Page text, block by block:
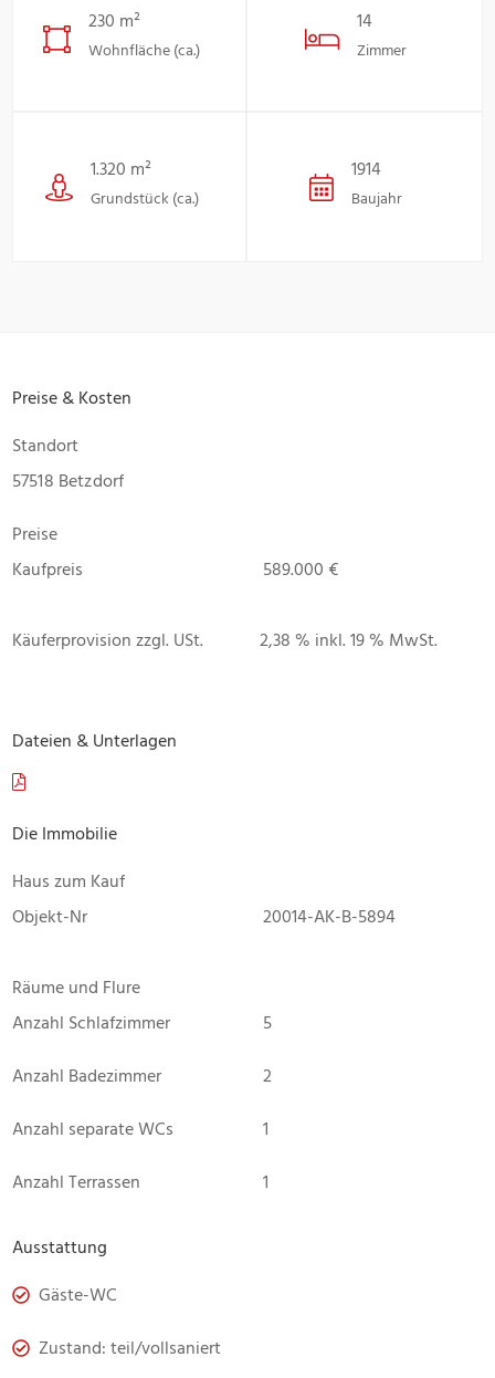
230 m²
Wohnfläche (ca.)
14
Zimmer
1.320 m²
Grundstück (ca.)
1914
Baujahr
Preise & Kosten
Standort
57518 Betzdorf
Preise
Kaufpreis
589.000 €
Käuferprovision zzgl. USt. 2,38 % inkl. 19 % MwSt.
Dateien & Unterlagen
Die Immobilie
Haus zum Kauf
Objekt-Nr
20014-AK-B-5894
Räume und Flure
Anzahl Schlafzimmer
5
Anzahl Badezimmer
2
Anzahl separate WCs
1
Anzahl Terrassen
1
Ausstattung
Gäste-WC
Zustand: teil/vollsaniert